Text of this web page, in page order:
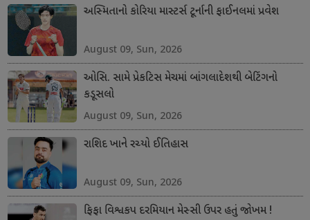
અસ્મિતાનો કોરિયા માસ્ટર્સ ટૂર્નાની ફાઈનલમાં પ્રવેશ
August 09, Sun, 2026
ઓસિ. સામે પ્રેકટિસ મેચમાં બાંગલાદેશથી બેટિંગનો
કડૂસલો
August 09, Sun, 2026
રાશિદ ખાને રચ્યો ઈતિહાસ
August 09, Sun, 2026
ફિફા વિશ્વકપ દરમિયાન મેસ્સી ઉપર હતું જોખમ !